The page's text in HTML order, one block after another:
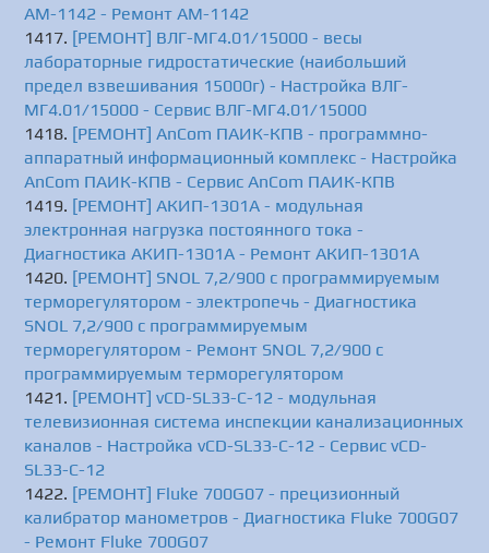
АМ-1142 - Ремонт АМ-1142
[РЕМОНТ] ВЛГ-МГ4.01/15000 - весы
лабораторные гидростатические (наибольший
предел взвешивания 15000г) - Настройка ВЛГ-
МГ4.01/15000 - Сервис ВЛГ-МГ4.01/15000
[РЕМОНТ] AnCom ПАИК-КПВ - программно-
аппаратный информационный комплекс - Настройка
AnCom ПАИК-КПВ - Сервис AnCom ПАИК-КПВ
[РЕМОНТ] АКИП-1301А - модульная
электронная нагрузка постоянного тока -
Диагностика АКИП-1301А - Ремонт АКИП-1301А
[РЕМОНТ] SNOL 7,2/900 с программируемым
терморегулятором - электропечь - Диагностика
SNOL 7,2/900 с программируемым
терморегулятором - Ремонт SNOL 7,2/900 с
программируемым терморегулятором
[РЕМОНТ] vCD-SL33-C-12 - модульная
телевизионная система инспекции канализационных
каналов - Настройка vCD-SL33-C-12 - Сервис vCD-
SL33-C-12
[РЕМОНТ] Fluke 700G07 - прецизионный
калибратор манометров - Диагностика Fluke 700G07
- Ремонт Fluke 700G07